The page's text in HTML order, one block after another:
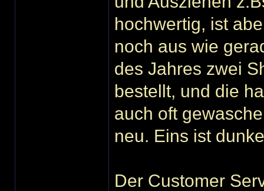
hochwertig, ist
noch aus wie
des Jahres zwei
bestellt, und die
auch oft
neu. Eins ist
Der Customer